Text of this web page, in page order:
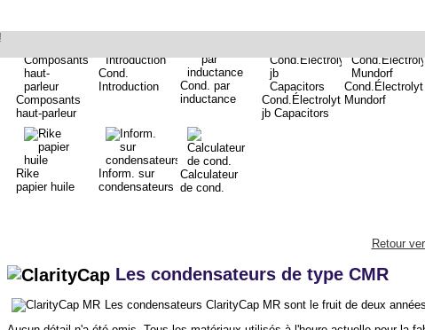
Composants
haut-parleur
Cond.
Introduction
Cond. par
inductance
Cond.Électrolyt.
jb Capacitors
Mundorf
Rike
papier huile
Inform. sur
condensateurs
Calculateur
de cond.
Retour
Les condensateurs de type CMR
Les condensateurs ClarityCap MR sont le fruit de deux